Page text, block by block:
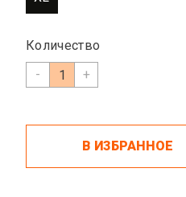
Количество
-
+
В ИЗБРАННОЕ